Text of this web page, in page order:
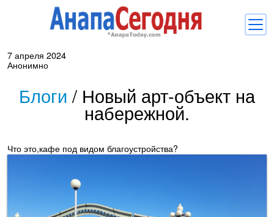
Комментарии
Об Анапе
Регистрация
Вход
7 апреля 2024
Анонимно
Блоги / Новый арт-объект на
набережной.
Что это,кафе под видом благоустройства?